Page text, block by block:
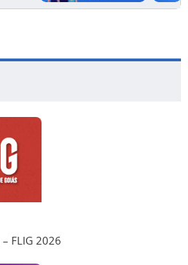
FLIG 2026